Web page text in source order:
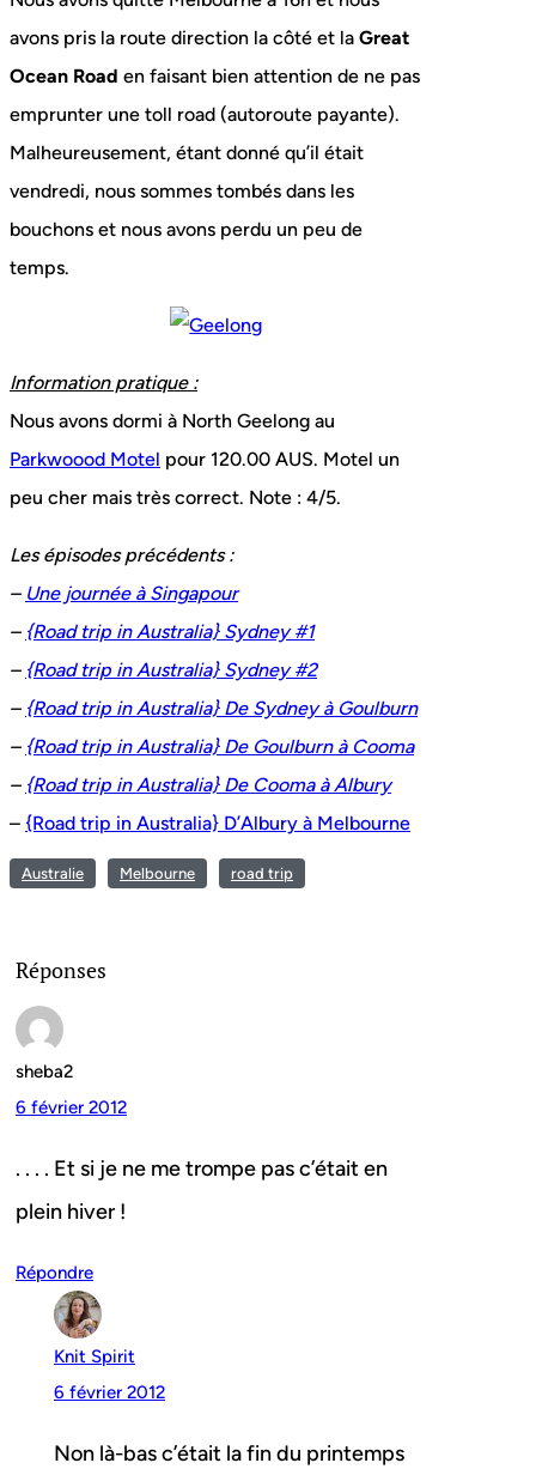
avons pris la route direction la côté et la Great
Ocean Road en faisant bien attention de ne pas
emprunter une toll road (autoroute payante).
Malheureusement, étant donné qu’il était
vendredi, nous sommes tombés dans les
bouchons et nous avons perdu un peu de
temps.
Information pratique :
Nous avons dormi à North Geelong au
Parkwoood Motel pour 120.00 AUS. Motel un
peu cher mais très correct. Note : 4/5.
Les épisodes précédents :
– Une journée à Singapour
– {Road trip in Australia} Sydney #1
– {Road trip in Australia} Sydney #2
– {Road trip in Australia} De Sydney à Goulburn
– {Road trip in Australia} De Goulburn à Cooma
– {Road trip in Australia} De Cooma à Albury
– {Road trip in Australia} D’Albury à Melbourne
Australie Melbourne road trip
Réponses
sheba2
6 février 2012
. . . . Et si je ne me trompe pas c’était en
plein hiver !
Répondre
Knit Spirit
6 février 2012
Non là-bas c’était la fin du printemps